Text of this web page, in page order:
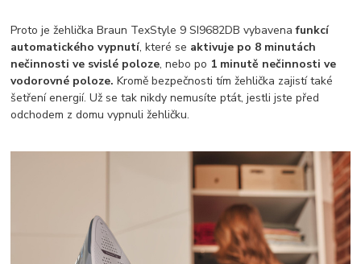
Proto je žehlička Braun TexStyle 9 SI9682DB vybavenafunkcí
automatického vypnutí, které se aktivuje po 8 minutách
nečinnosti ve svislé poloze, nebo po 1 minutě nečinnosti ve
vodorovné poloze. Kromě bezpečnosti tím žehlička zajistí také
šetření energií. Už se tak nikdy nemusíte ptát, jestli jste před
odchodem z domu vypnuli žehličku.